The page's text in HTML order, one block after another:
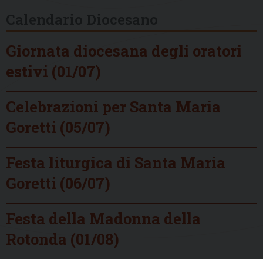
Giornata diocesana degli oratori
estivi (01/07)
Celebrazioni per Santa Maria
Goretti (05/07)
Festa liturgica di Santa Maria
Goretti (06/07)
Festa della Madonna della
Rotonda (01/08)